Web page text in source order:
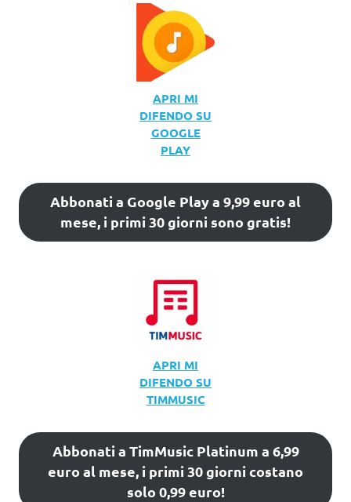
APRI MI
DIFENDO SU
GOOGLE
PLAY
Abbonati a Google Play a 9,99 euro al
mese, i primi 30 giorni sono gratis!
APRI MI
DIFENDO SU
TIMMUSIC
Abbonati a TimMusic Platinum a 6,99
euro al mese, i primi 30 giorni costano
solo 0,99 euro!